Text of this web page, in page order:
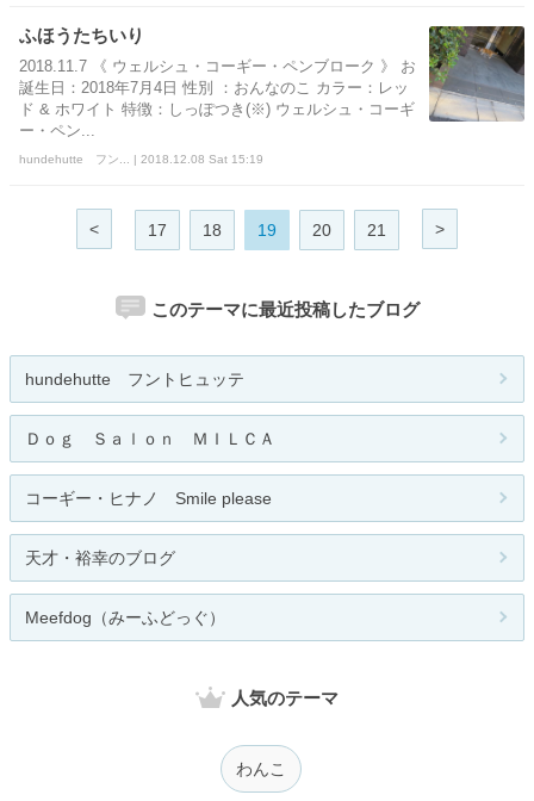
ふほうたちいり
2018.11.7 《 ウェルシュ・コーギー・ペンブローク 》 お
誕生日：2018年7月4日 性別 ：おんなのこ カラー：レッ
ド & ホワイト 特徴：しっぽつき(※) ウェルシュ・コーギ
ー・ペン...
hundehutte フン... | 2018.12.08 Sat 15:19
< 17 18 19 20 21 >
このテーマに最近投稿したブログ
hundehutte フントヒュッテ
Ｄｏｇ Ｓａｌｏｎ ＭＩＬＣＡ
コーギー・ヒナノ Smile please
天才・裕幸のブログ
Meefdog（みーふどっぐ）
人気のテーマ
わんこ